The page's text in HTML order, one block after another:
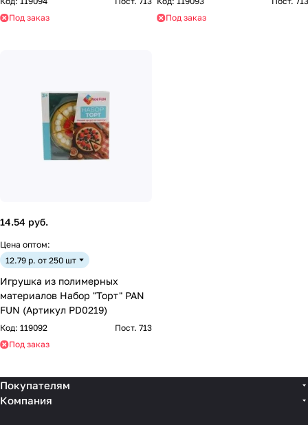
Под заказ
Под заказ
14.54 руб.
Цена оптом:
12.79 р. от 250 шт
Игрушка из полимерных
материалов Набор "Торт" PAN
FUN (Артикул PD0219)
Код: 119092
Пост. 713
Под заказ
Покупателям
Компания